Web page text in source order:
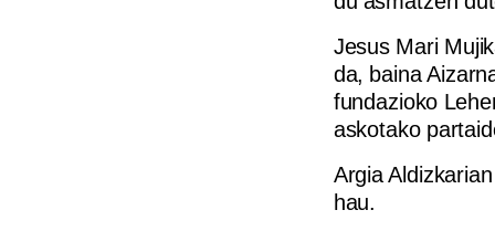
Jesus Mari
da, baina
fundazioko
askotako
Argia
hau.